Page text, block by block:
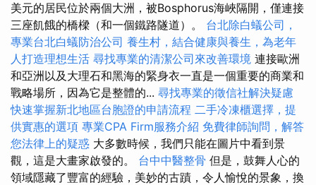
美元的居民位於兩個大洲，被Bosphorus海峽隔開，僅連接
三座飢餓的橋樑（和一個鐵路隧道）。 台北除白蟻公司，
專業台北白蟻防治公司 養生村，結合健康與養生，為老年
人打造理想生活 尋找專業的清潔公司來改善環境 連接歐洲
和亞洲以及大理石和黑海的緊身衣一直是一個重要的商業和
戰略場所，因為它是整體的... 尋找專業的徵信社解決疑慮
快速掌握新北地區台胞證的申請流程 二手冷凍櫃選擇，提
供實惠的選項 專業CPA Firm服務介紹 免費律師詢問，解答
您法律上的疑惑 大多數時候，我們只能在圖片中看到景
觀，這是大畫家啟發的。 台中中醫整骨 但是，鼓舞人心的
領域隱藏了豐富的經驗，美妙的古蹟，令人愉悅的景象，換